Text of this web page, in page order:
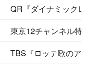
QR『ダイナミックレーダ
東京12チャンネル特番
TBS『ロッテ歌のアルバム